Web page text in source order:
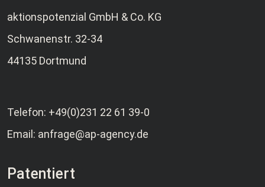
aktionspotenzial GmbH & Co. KG
Schwanenstr. 32-34
44135 Dortmund
Telefon: +49(0)231 22 61 39-0
Email: anfrage@ap-agency.de
Patentiert